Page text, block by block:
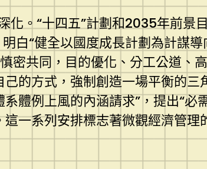
。“十四五”計劃和2035年前景
白“健全以國度成長計劃為計謀
密共同，目的優化、分工公道、
的方式，強制創造一場平衡的三
體例上風的內涵請求”，提出“必
一系列安排標志著微觀經濟管理